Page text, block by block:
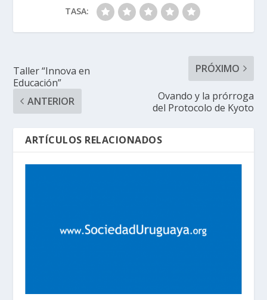
TASA:
Taller “Innova en
Educación”
ANTERIOR
PRÓXIMO
Ovando y la prórroga
del Protocolo de Kyoto
ARTÍCULOS RELACIONADOS